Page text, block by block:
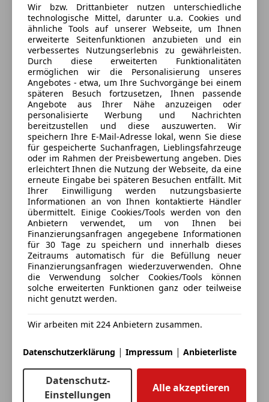
Verkäufer Privat
1220 Wien, AT
Anbieter kontaktieren
Deine Nachricht
3 ähnliche Fahrzeuge gefunden
Ich erlaube den Händlern dieser
Fahrzeuge mich zu kontaktieren.
Dein Name
Deine E-Mail
Wir bzw. Drittanbieter nutzen unterschiedliche
technologische Mittel, darunter u.a. Cookies und
ähnliche Tools auf unserer Webseite, um Ihnen
erweiterte Seitenfunktionen anzubieten und ein
verbessertes Nutzungserlebnis zu gewährleisten.
Durch diese erweiterten Funktionalitäten
ermöglichen wir die Personalisierung unseres
Angebotes - etwa, um Ihre Suchvorgänge bei einem
späteren Besuch fortzusetzen, Ihnen passende
Angebote aus Ihrer Nähe anzuzeigen oder
personalisierte Werbung und Nachrichten
bereitzustellen und diese auszuwerten. Wir
speichern Ihre E-Mail-Adresse lokal, wenn Sie diese
für gespeicherte Suchanfragen, Lieblingsfahrzeuge
oder im Rahmen der Preisbewertung angeben. Dies
erleichtert Ihnen die Nutzung der Webseite, da eine
erneute Eingabe bei späteren Besuchen entfällt. Mit
Ihrer Einwilligung werden nutzungsbasierte
Informationen an von Ihnen kontaktierte Händler
übermittelt. Einige Cookies/Tools werden von den
Anbietern verwendet, um von Ihnen bei
Finanzierungsanfragen angegebene Informationen
für 30 Tage zu speichern und innerhalb dieses
Zeitraums automatisch für die Befüllung neuer
Finanzierungsanfragen wiederzuverwenden. Ohne
die Verwendung solcher Cookies/Tools können
solche erweiterten Funktionen ganz oder teilweise
nicht genutzt werden.
Wir arbeiten mit 224 Anbietern zusammen.
Datenschutzerklärung | Impressum | Anbieterliste
Datenschutz-
Einstellungen
Alle akzeptieren